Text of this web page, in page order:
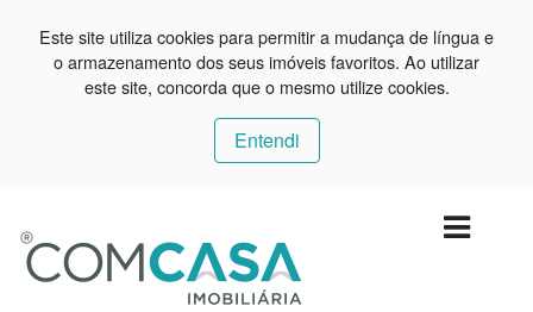
Este site utiliza cookies para permitir a mudança de língua e
o armazenamento dos seus imóveis favoritos. Ao utilizar
este site, concorda que o mesmo utilize cookies.
Entendi